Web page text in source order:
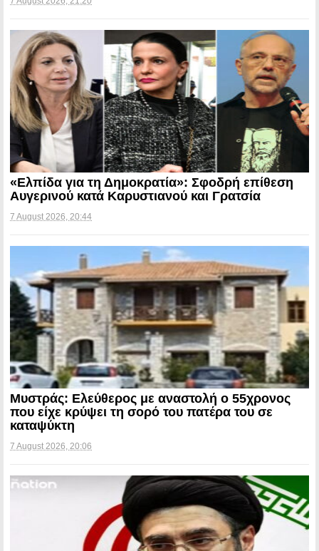
«Ελπίδα για τη Δημοκρατία»: Σφοδρή επίθεση
Αυγερινού κατά Καρυστιανού και Γρατσία
7 August 2026, 20:44
Μυστράς: Ελεύθερος με αναστολή ο 55χρονος
που είχε κρύψει τη σορό του πατέρα του σε
καταψύκτη
7 August 2026, 20:06